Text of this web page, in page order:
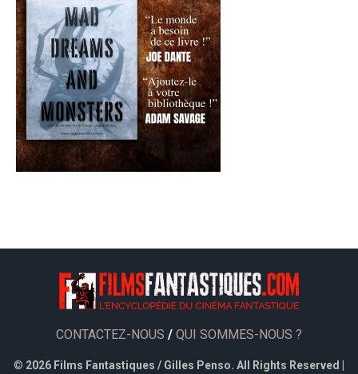
CONTACTEZ-NOUS / QUI SOMMES-NOUS ?
© 2026 Films Fantastiques / Gilles Penso. All Rights Reserved |